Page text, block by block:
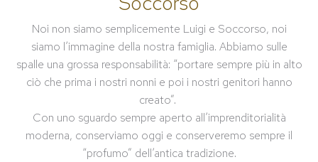
Noi non siamo semplicemente Luigi e Soccorso, noi
siamo l’immagine della nostra famiglia. Abbiamo sulle
spalle una grossa responsabilità: “portare sempre più in alto
ciò che prima i nostri nonni e poi i nostri genitori hanno
creato”.
Con uno sguardo sempre aperto all’imprenditorialità
moderna, conserviamo oggi e conserveremo sempre il
“profumo” dell’antica tradizione.